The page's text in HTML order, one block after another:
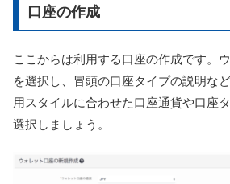
口座の作成
ここからは利用する口座の作成です。
を選択し、冒頭の口座タイプの説明な
用スタイルに合わせた口座通貨や口座
選択しましょう。